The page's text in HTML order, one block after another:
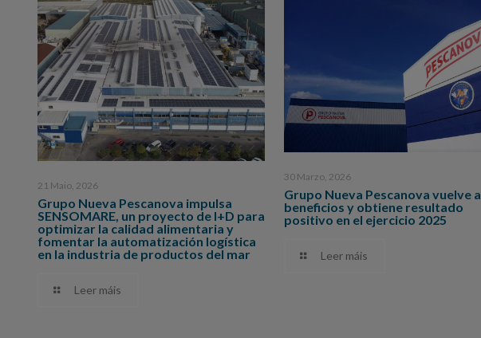
21 Maio, 2026
Grupo Nueva Pescanova impulsa
SENSOMARE, un proyecto de I+D para
optimizar la calidad alimentaria y
fomentar la automatización logística
en la industria de productos del mar
Leer máis
30 Marzo, 2026
Grupo Nueva Pescanova vuelve a
beneficios y obtiene resultado
positivo en el ejercicio 2025
Leer máis